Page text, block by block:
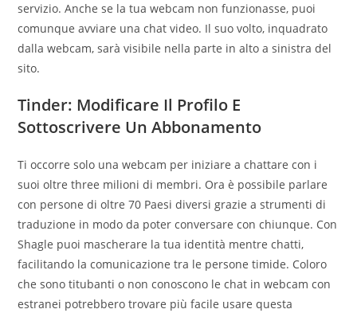
servizio. Anche se la tua webcam non funzionasse, puoi
comunque avviare una chat video. Il suo volto, inquadrato
dalla webcam, sarà visibile nella parte in alto a sinistra del
sito.
Tinder: Modificare Il Profilo E
Sottoscrivere Un Abbonamento
Ti occorre solo una webcam per iniziare a chattare con i
suoi oltre three milioni di membri. Ora è possibile parlare
con persone di oltre 70 Paesi diversi grazie a strumenti di
traduzione in modo da poter conversare con chiunque. Con
Shagle puoi mascherare la tua identità mentre chatti,
facilitando la comunicazione tra le persone timide. Coloro
che sono titubanti o non conoscono le chat in webcam con
estranei potrebbero trovare più facile usare questa